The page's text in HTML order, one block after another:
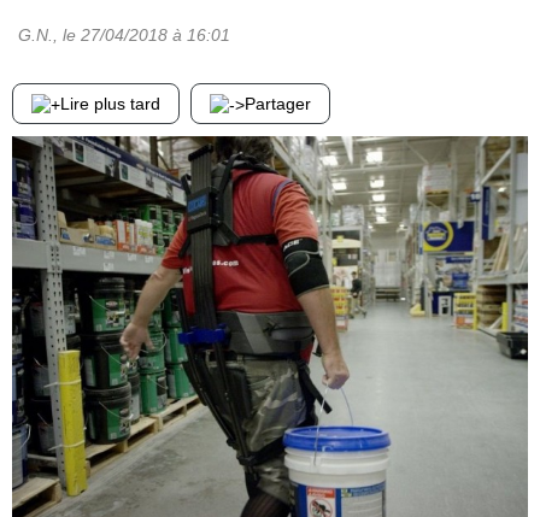
G.N. , le 27/04/2018 à 16:01
Lire plus tard Partager